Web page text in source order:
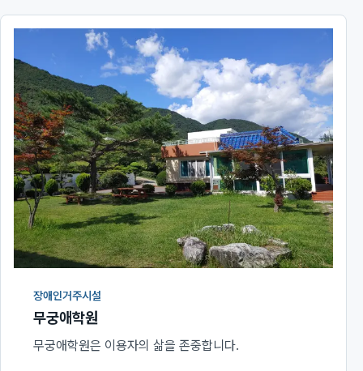
장애인거주시설
무궁애학원
무궁애학원은 이용자의 삶을 존중합니다.